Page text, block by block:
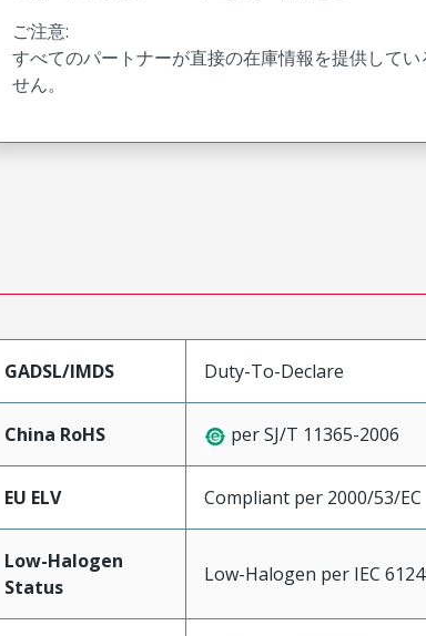
ご注意:
すべてのパートナーが直接の在庫情報を提供してい
せん。
GADSL/IMDS Duty-To-Declare
China RoHS per SJ/T 11365-2006
EU ELV Compliant per 2000/53/EC
Low-Halogen
Status
Low-Halogen per IEC